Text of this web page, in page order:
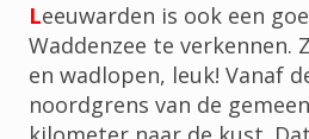
Leeuwarden is ook een
Waddenzee te verkennen.
en wadlopen, leuk! Vanaf
noordgrens van de